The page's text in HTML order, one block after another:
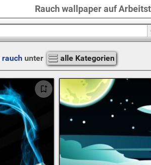
Rauch wallpaper auf
rauchunter alle Kategorien